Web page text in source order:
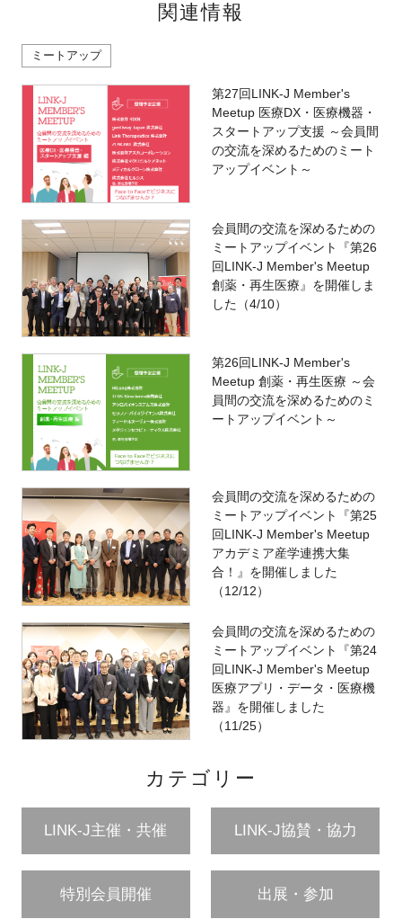
関連情報
ミートアップ
第27回LINK-J Member's
Meetup 医療DX・医療機器・
スタートアップ支援 ～会員間
の交流を深めるためのミート
アップイベント～
会員間の交流を深めるための
ミートアップイベント『第26
回LINK-J Member's Meetup
創薬・再生医療』を開催しま
した（4/10）
第26回LINK-J Member's
Meetup 創薬・再生医療 ～会
員間の交流を深めるためのミ
ートアップイベント～
会員間の交流を深めるための
ミートアップイベント『第25
回LINK-J Member's Meetup
アカデミア産学連携大集
合！』を開催しました
（12/12）
会員間の交流を深めるための
ミートアップイベント『第24
回LINK-J Member's Meetup
医療アプリ・データ・医療機
器』を開催しました
（11/25）
カテゴリー
LINK-J主催・共催 LINK-J協賛・協力
特別会員開催 出展・参加